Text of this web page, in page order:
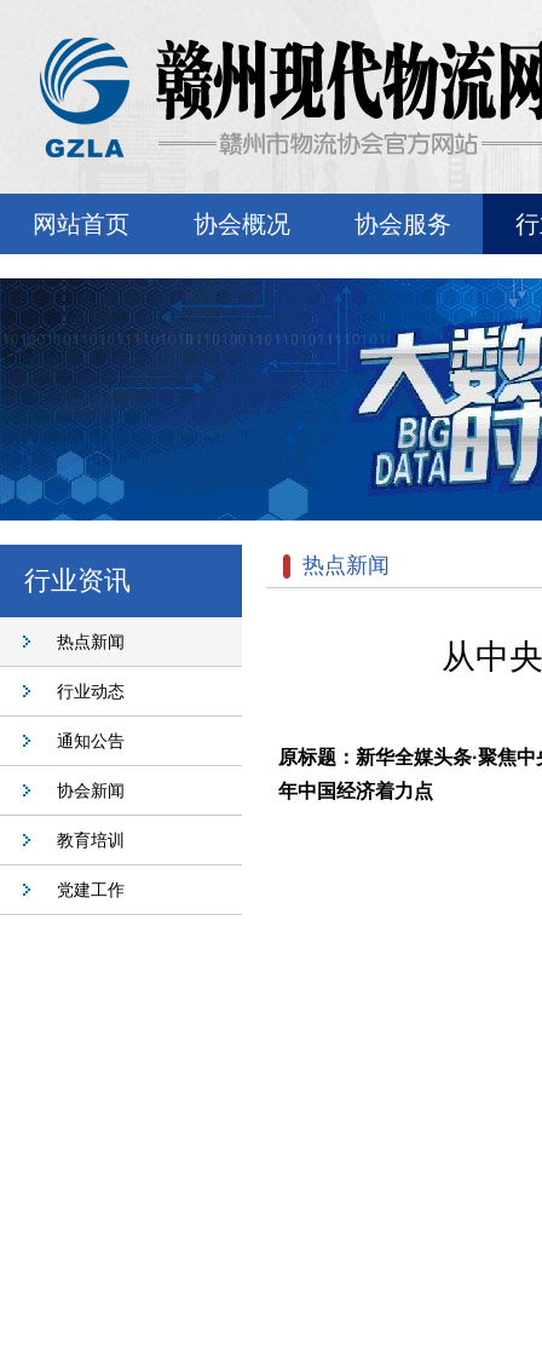
网站首页 协会概况 协会服务
行业资讯
热点新闻
行业动态
通知公告
协会新闻
教育培训
党建工作
热点新闻
从中
原标题：新华全媒头条·聚焦
年中国经济着力点